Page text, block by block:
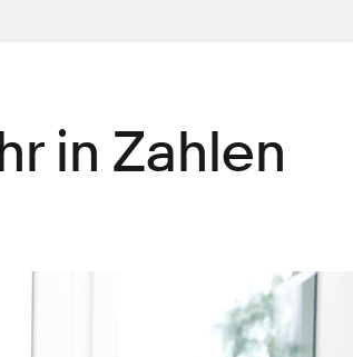
in Zahlen